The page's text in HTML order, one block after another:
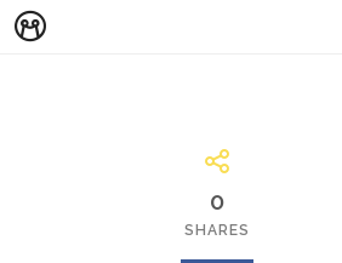
0
SHARES